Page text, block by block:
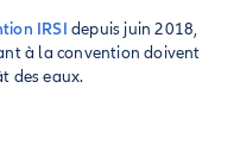
IRSI depuis juin 2018,
à la convention doivent
des eaux.